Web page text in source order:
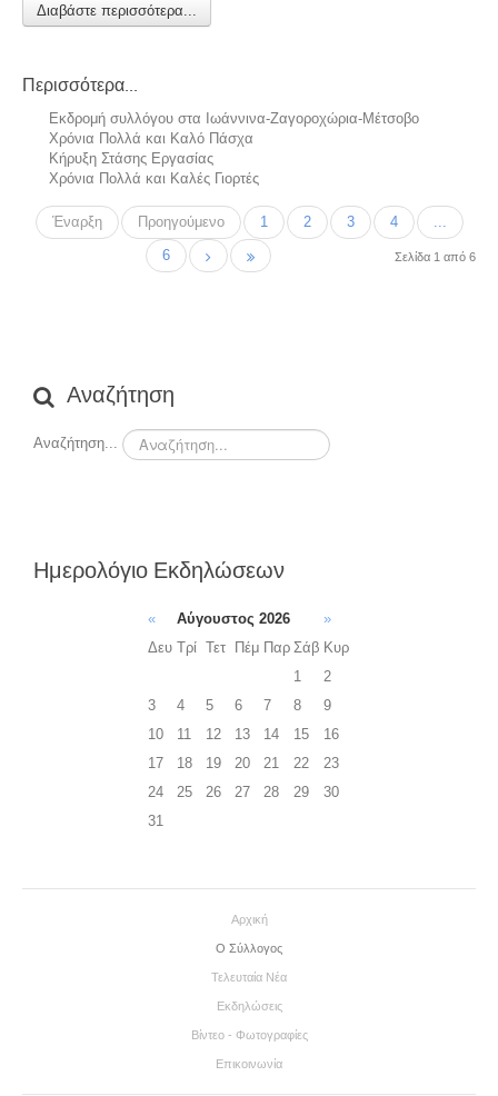
Διαβάστε περισσότερα...
Περισσότερα...
Εκδρομή συλλόγου στα Ιωάννινα-Ζαγοροχώρια-Μέτσοβο
Χρόνια Πολλά και Καλό Πάσχα
Κήρυξη Στάσης Εργασίας
Χρόνια Πολλά και Καλές Γιορτές
Έναρξη Προηγούμενο 1 2 3 4
6
Σελίδα 1 από 6
Αναζήτηση
Αναζήτηση...
Ημερολόγιο Εκδηλώσεων
« Αύγουστος 2026
»
Δευ Τρί Τετ Πέμ Παρ Σάβ Κυρ
1
2
3
4 5 6 7 8
9
10
11 12 13 14 15
16
17
18 19 20 21 22
23
24
25 26 27 28 29
30
31
Αρχική
Ο Σύλλογος
Τελευταία Νέα
Εκδηλώσεις
Βίντεο - Φωτογραφίες
Επικοινωνία